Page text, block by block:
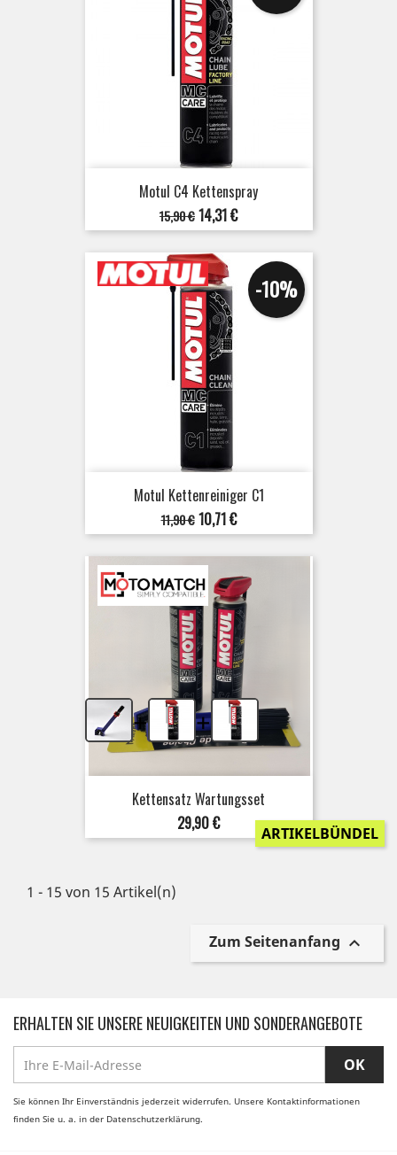
Motul C4 Kettenspray
Verkaufspreis
15,90 €Preis
14,31 €
Motul Kettenreiniger C1
Verkaufspreis
11,90 €
-10%
Preis
10,71 €
+ +
Kettensatz Wartungsset
Preis
29,90 € ARTIKELBÜNDEL
1 - 15 von 15 Artikel(n)
Zum Seitenanfang 
ERHALTEN SIE UNSERE NEUIGKEITEN UND SONDERANGEBOTE
Sie können Ihr Einverständnis jederzeit widerrufen. Unsere Kontaktinformationen
finden Sie u. a. in der Datenschutzerklärung.